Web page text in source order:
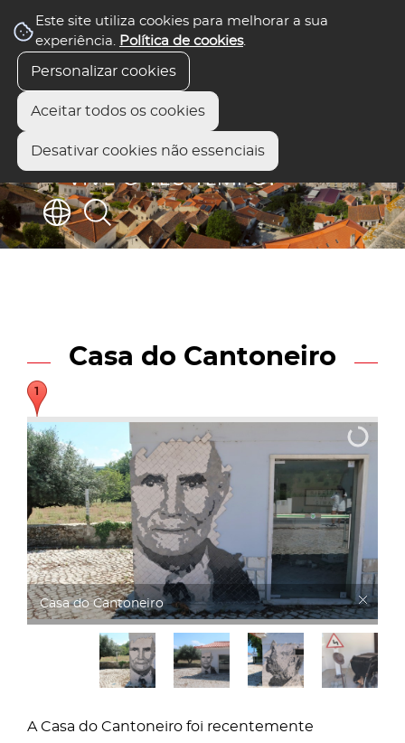
Este site utiliza cookies para melhorar a sua
experiência. Política de cookies.
Personalizar cookies
Aceitar todos os cookies
Desativar cookies não essenciais
Casa do Cantoneiro
Casa do Cantoneiro
A Casa do Cantoneiro foi recentemente